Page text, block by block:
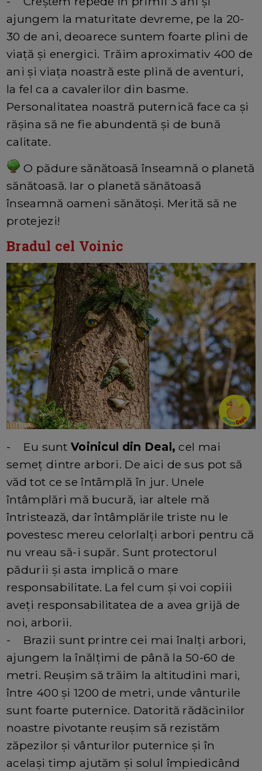
ajungem la maturitate devreme, pe la 20-
30 de ani, deoarece suntem foarte plini de
viață și energici. Trăim aproximativ 400 de
ani și viața noastră este plină de aventuri,
la fel ca a cavalerilor din basme.
Personalitatea noastră puternică face ca și
rășina să ne fie abundentă și de bună
calitate.
O pădure sănătoasă înseamnă o planetă
sănătoasă. Iar o planetă sănătoasă
înseamnă oameni sănătoși. Merită să ne
protejezi!
Bradul cel Voinic
- Eu sunt Voinicul din Deal,cel mai
semeț dintre arbori. De aici de sus pot să
văd tot ce se întâmplă în jur. Unele
întâmplări mă bucură, iar altele mă
întristează, dar întâmplările triste nu le
povestesc mereu celorlalți arbori pentru că
nu vreau să-i supăr. Sunt protectorul
pădurii și asta implică o mare
responsabilitate. La fel cum și voi copiii
aveți responsabilitatea de a avea grijă de
noi, arborii.
- Brazii sunt printre cei mai înalți arbori,
ajungem la înălțimi de până la 50-60 de
metri. Reușim să trăim la altitudini mari,
între 400 și 1200 de metri, unde vânturile
sunt foarte puternice. Datorită rădăcinilor
noastre pivotante reușim să rezistăm
zăpezilor și vânturilor puternice și în
același timp ajutăm și solul împiedicând